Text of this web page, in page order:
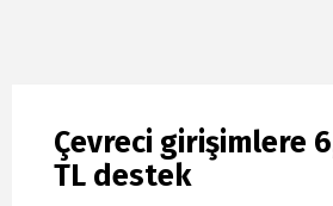
Çevreci girişimlere
TL destek